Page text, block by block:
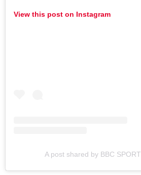
View this post on Instagram
A post shared by BBC